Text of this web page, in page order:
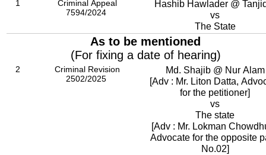
1
Criminal Appeal
7594/2024
Hashib Hawlader @
vs
The State
As to be mentioned
(For fixing a date of hearing)
2
Criminal Revision
2502/2025
Md. Shajib @ Nur Alam
[Adv : Mr. Liton Datta,
for the petitioner]
vs
The state
[Adv : Mr. Lokman
Advocate for the opposite
No.02]